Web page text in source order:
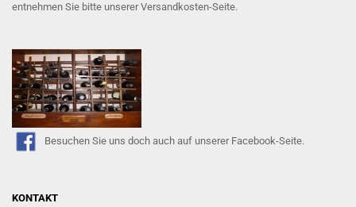
entnehmen Sie bitte unsererVersandkosten-Seite.
Besuchen Sie uns doch auch auf unserer Facebook-Seite.
KONTAKT